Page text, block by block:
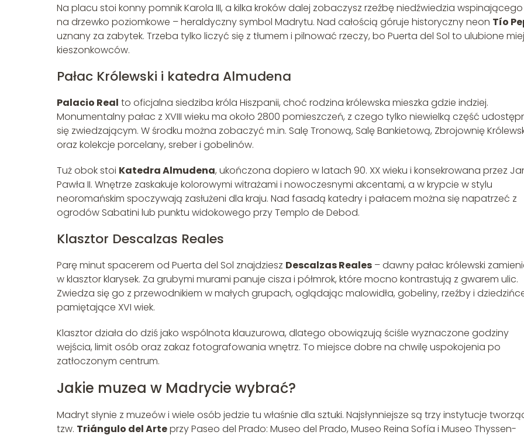
Na placu stoi konny pomnik Karola III, a kilka kroków dalej zobaczysz rzeźbę niedźwiedzia
na drzewko poziomkowe – heraldyczny symbol Madrytu. Nad całością góruje historyczny neon Tío
uznany za zabytek. Trzeba tylko liczyć się z tłumem i pilnować rzeczy, bo Puerta del Sol to ulubione
kieszonkowców.
Pałac Królewski i katedra Almudena
Palacio Real to oficjalna siedziba króla Hiszpanii, choć rodzina królewska mieszka gdzie indziej.
Monumentalny pałac z XVIII wieku ma około 2800 pomieszczeń, z czego tylko niewielką część
się zwiedzającym. W środku można zobaczyć m.in. Salę Tronową, Salę Bankietową, Zbrojownię
oraz kolekcje porcelany, sreber i gobelinów.
Tuż obok stoi Katedra Almudena, ukończona dopiero w latach 90. XX wieku i konsekrowana przez
Pawła II. Wnętrze zaskakuje kolorowymi witrażami i nowoczesnymi akcentami, a w krypcie w stylu
neoromańskim spoczywają zasłużeni dla kraju. Nad fasadą katedry i pałacem można się napatrzeć z
ogrodów Sabatini lub punktu widokowego przy Templo de Debod.
Klasztor Descalzas Reales
Parę minut spacerem od Puerta del Sol znajdziesz Descalzas Reales – dawny pałac królewski
w klasztor klarysek. Za grubymi murami panuje cisza i półmrok, które mocno kontrastują z gwarem ulic.
Zwiedza się go z przewodnikiem w małych grupach, oglądając malowidła, gobeliny, rzeźby i
pamiętające XVI wiek.
Klasztor działa do dziś jako wspólnota klauzurowa, dlatego obowiązują ściśle wyznaczone godziny
wejścia, limit osób oraz zakaz fotografowania wnętrz. To miejsce dobre na chwilę uspokojenia po
zatłoczonym centrum.
Jakie muzea w Madrycie wybrać?
Madryt słynie z muzeów i wiele osób jedzie tu właśnie dla sztuki. Najsłynniejsze są trzy instytucje
tzw. Triángulo del Arteprzy Paseo del Prado: Museo del Prado, Museo Reina Sofía i Museo Thyssen-